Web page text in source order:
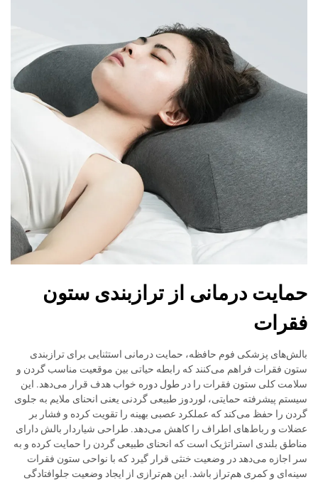
حمایت درمانی از ترازبندی ستون
فقرات
بالش‌های پزشکی فوم حافظه، حمایت درمانی استثنایی برای ترازبندی
ستون فقرات فراهم می‌کنند که رابطه حیاتی بین موقعیت مناسب گردن و
سلامت کلی ستون فقرات را در طول دوره خواب هدف قرار می‌دهد. این
سیستم پیشرفته حمایتی، لوردوز طبیعی گردنی یعنی انحنای ملایم به جلوی
گردن را حفظ می‌کند که عملکرد عصبی بهینه را تقویت کرده و فشار بر
عضلات و رباط‌های اطراف را کاهش می‌دهد. طراحی شیاردار بالش دارای
مناطق بلندی استراتژیک است که انحنای طبیعی گردن را حمایت کرده و به
سر اجازه می‌دهد در وضعیت خنثی قرار گیرد که با نواحی ستون فقرات
سینه‌ای و کمری هم‌تراز باشد. این هم‌ترازی از ایجاد وضعیت جلوافتادگی